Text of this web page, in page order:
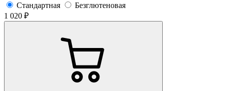
Стандартная
Безглютеновая
1 020 ₽